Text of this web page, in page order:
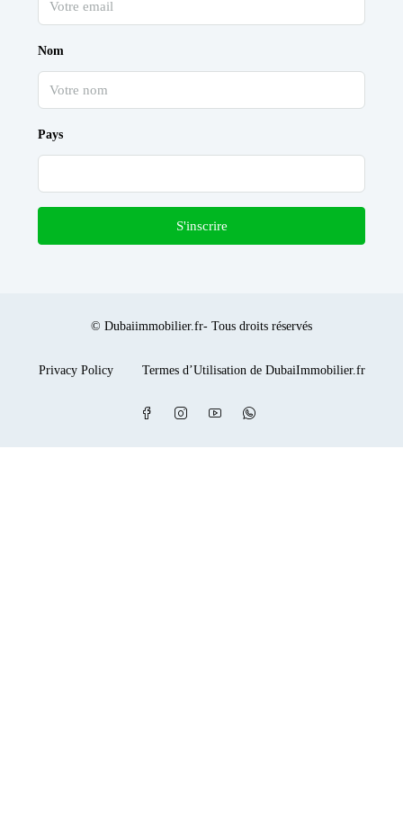
Nom
Pays
S'inscrire
© Dubaiimmobilier.fr- Tous droits réservés
Privacy Policy Termes d’Utilisation de DubaiImmobilier.fr